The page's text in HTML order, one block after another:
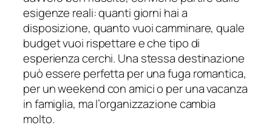
esigenze reali: quanti giorni hai a
disposizione, quanto vuoi camminare, quale
budget vuoi rispettare e che tipo di
esperienza cerchi. Una stessa destinazione
può essere perfetta per una fuga romantica,
per un weekend con amici o per una vacanza
in famiglia, ma l’organizzazione cambia
molto.